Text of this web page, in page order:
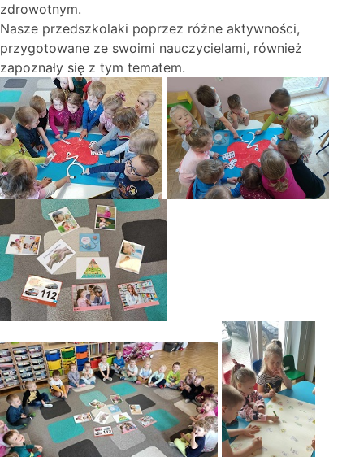
zdrowotnym.
Nasze przedszkolaki poprzez różne aktywności,
przygotowane ze swoimi nauczycielami, również
zapoznały się z tym tematem.